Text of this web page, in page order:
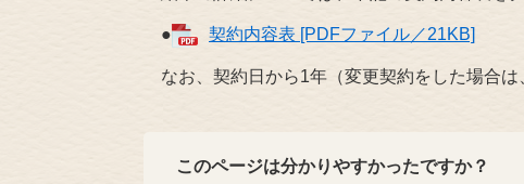
● 契約内容表 [PDFファイル／21KB]
なお、契約日から1年（変更契約をした場合は
このページは分かりやすかったですか？